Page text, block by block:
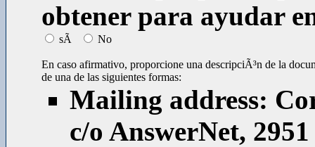
obtener para ayudar
sÃ­ No
En caso afirmativo, proporcione una descripciÃ³n de la
de una de las siguientes formas:
Mailing address:
c/o AnswerNet,